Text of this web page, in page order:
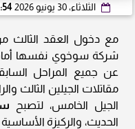
الثلاثاء، 30 يونيو 2026
مع دخول العقد الثالث
شركة سوخوي نفسها
عن جميع المراحل
مقاتلات الجيلين الثالث
الجيل الخامس، لتصبح
الحديث، والركيزة